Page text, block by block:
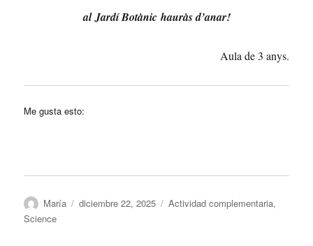
al Jardí Botànic hauràs d’anar!
Aula de 3 anys.
Me gusta esto:
Autor
María
Publicado
diciembre 22, 2025 Categorías
Actividad complementaria,
Science